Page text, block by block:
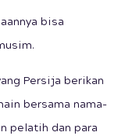
bisa
Persija berikan
bersama nama-
pelatih dan para